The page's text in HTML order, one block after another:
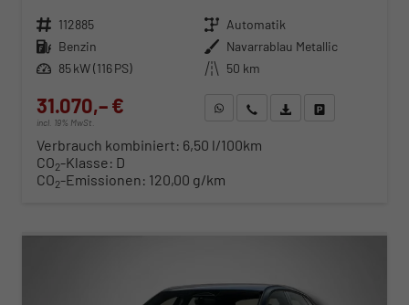
Fahrzeugnr. 112885 Getriebe Automatik
Kraftstoff Benzin Außenfarbe Navarrablau Metallic
Leistung 85 kW (116 PS) Kilometerstand 50 km
31.070,– €
incl. 19% MwSt.
WhatsApp anfragen
Wir rufen Sie anFahrzeugexposé (PDF)
Verbrauch kombiniert: 6,50 l/100km
CO2-Klasse: D
CO2-Emissionen: 120,00 g/km